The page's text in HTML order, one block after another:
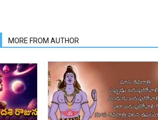
MORE FROM AUTHOR